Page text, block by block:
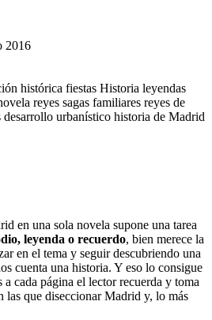
2016
histórica fiestas Historia leyendas
reyes sagas familiares reyes de
desarrollo urbanístico historia de Madrid
en una sola novela supone una tarea
leyenda o recuerdo, bien merece la
en el tema y seguir descubriendo una
cuenta una historia. Y eso lo consigue
a cada página el lector recuerda y toma
las que diseccionar Madrid y, lo más